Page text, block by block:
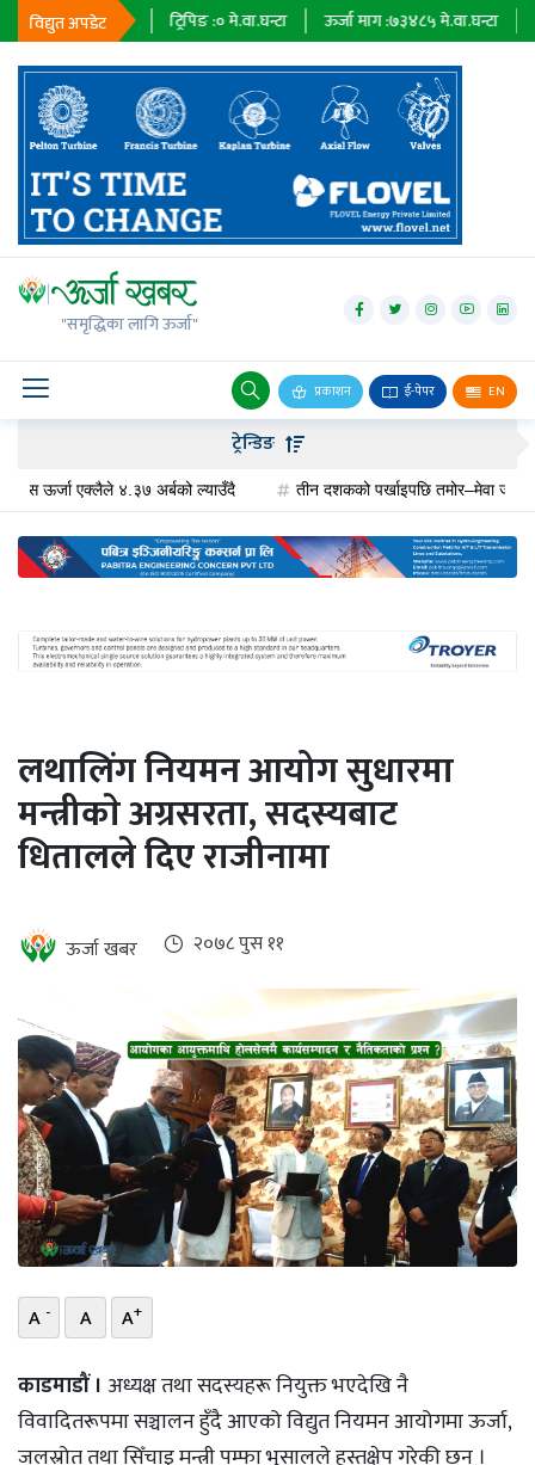
विद्युत अपडेटट्रिपिङ : मे.वा.घन्टा ऊर्जा माग : ७३४८५मे.वा.घन्टा प्राधिकरण :
"समृद्धिका लागि ऊर्जा"
प्रकाशन ई-पेपर EN
जलविद्युत्
सोलार
वायु
बायोग्यास
पेट्रोलियम
अन्तर्राष्ट्रिय
ऊर्जा
दक्षता
खबर
हरित
हाइड्रोजन
सम्पादकीय
पर्यटन
भिडियो
छापा
खोज
प्रोफाइल
ऊर्जा
ट्रेन्डिङ
एक्लैले ४.३७ अर्बको ल्याउँदै तीन दशकको पर्खाइपछि तमोर–मेवा जलविद्युत्
लथालिंग नियमन आयोग सुधारमा
मन्त्रीकाे अग्रसरता, सदस्यबाट
धितालले दिए राजीनामा
ऊर्जा खबर २०७८ पुस ११
A - A A+
काडमाडौं । अध्यक्ष तथा सदस्यहरू नियुक्त भएदेखि नै
विवादितरूपमा सञ्चालन हुँदै आएको विद्युत नियमन आयोगमा ऊर्जा,